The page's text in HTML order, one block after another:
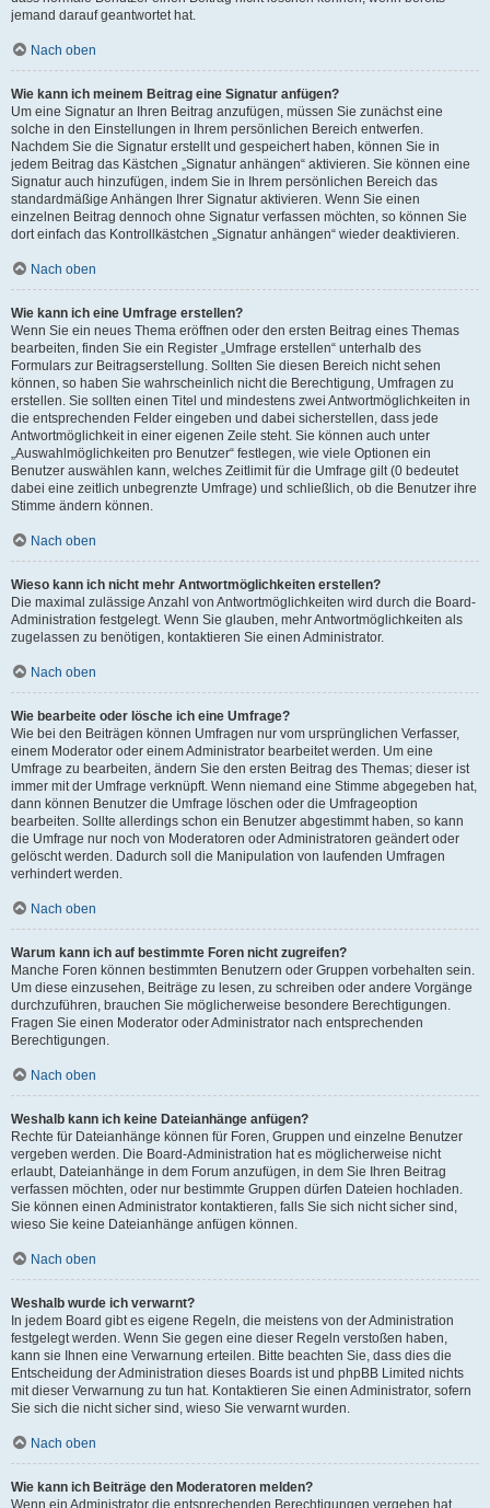
jemand darauf geantwortet hat.
Nach oben
Wie kann ich meinem Beitrag eine Signatur anfügen?
Um eine Signatur an Ihren Beitrag anzufügen, müssen Sie zunächst eine
solche in den Einstellungen in Ihrem persönlichen Bereich entwerfen.
Nachdem Sie die Signatur erstellt und gespeichert haben, können Sie in
jedem Beitrag das Kästchen „Signatur anhängen“ aktivieren. Sie können eine
Signatur auch hinzufügen, indem Sie in Ihrem persönlichen Bereich das
standardmäßige Anhängen Ihrer Signatur aktivieren. Wenn Sie einen
einzelnen Beitrag dennoch ohne Signatur verfassen möchten, so können Sie
dort einfach das Kontrollkästchen „Signatur anhängen“ wieder deaktivieren.
Nach oben
Wie kann ich eine Umfrage erstellen?
Wenn Sie ein neues Thema eröffnen oder den ersten Beitrag eines Themas
bearbeiten, finden Sie ein Register „Umfrage erstellen“ unterhalb des
Formulars zur Beitragserstellung. Sollten Sie diesen Bereich nicht sehen
können, so haben Sie wahrscheinlich nicht die Berechtigung, Umfragen zu
erstellen. Sie sollten einen Titel und mindestens zwei Antwortmöglichkeiten in
die entsprechenden Felder eingeben und dabei sicherstellen, dass jede
Antwortmöglichkeit in einer eigenen Zeile steht. Sie können auch unter
„Auswahlmöglichkeiten pro Benutzer“ festlegen, wie viele Optionen ein
Benutzer auswählen kann, welches Zeitlimit für die Umfrage gilt (0 bedeutet
dabei eine zeitlich unbegrenzte Umfrage) und schließlich, ob die Benutzer ihre
Stimme ändern können.
Nach oben
Wieso kann ich nicht mehr Antwortmöglichkeiten erstellen?
Die maximal zulässige Anzahl von Antwortmöglichkeiten wird durch die Board-
Administration festgelegt. Wenn Sie glauben, mehr Antwortmöglichkeiten als
zugelassen zu benötigen, kontaktieren Sie einen Administrator.
Nach oben
Wie bearbeite oder lösche ich eine Umfrage?
Wie bei den Beiträgen können Umfragen nur vom ursprünglichen Verfasser,
einem Moderator oder einem Administrator bearbeitet werden. Um eine
Umfrage zu bearbeiten, ändern Sie den ersten Beitrag des Themas; dieser ist
immer mit der Umfrage verknüpft. Wenn niemand eine Stimme abgegeben hat,
dann können Benutzer die Umfrage löschen oder die Umfrageoption
bearbeiten. Sollte allerdings schon ein Benutzer abgestimmt haben, so kann
die Umfrage nur noch von Moderatoren oder Administratoren geändert oder
gelöscht werden. Dadurch soll die Manipulation von laufenden Umfragen
verhindert werden.
Nach oben
Warum kann ich auf bestimmte Foren nicht zugreifen?
Manche Foren können bestimmten Benutzern oder Gruppen vorbehalten sein.
Um diese einzusehen, Beiträge zu lesen, zu schreiben oder andere Vorgänge
durchzuführen, brauchen Sie möglicherweise besondere Berechtigungen.
Fragen Sie einen Moderator oder Administrator nach entsprechenden
Berechtigungen.
Nach oben
Weshalb kann ich keine Dateianhänge anfügen?
Rechte für Dateianhänge können für Foren, Gruppen und einzelne Benutzer
vergeben werden. Die Board-Administration hat es möglicherweise nicht
erlaubt, Dateianhänge in dem Forum anzufügen, in dem Sie Ihren Beitrag
verfassen möchten, oder nur bestimmte Gruppen dürfen Dateien hochladen.
Sie können einen Administrator kontaktieren, falls Sie sich nicht sicher sind,
wieso Sie keine Dateianhänge anfügen können.
Nach oben
Weshalb wurde ich verwarnt?
In jedem Board gibt es eigene Regeln, die meistens von der Administration
festgelegt werden. Wenn Sie gegen eine dieser Regeln verstoßen haben,
kann sie Ihnen eine Verwarnung erteilen. Bitte beachten Sie, dass dies die
Entscheidung der Administration dieses Boards ist und phpBB Limited nichts
mit dieser Verwarnung zu tun hat. Kontaktieren Sie einen Administrator, sofern
Sie sich die nicht sicher sind, wieso Sie verwarnt wurden.
Nach oben
Wie kann ich Beiträge den Moderatoren melden?
Wenn ein Administrator die entsprechenden Berechtigungen vergeben hat,